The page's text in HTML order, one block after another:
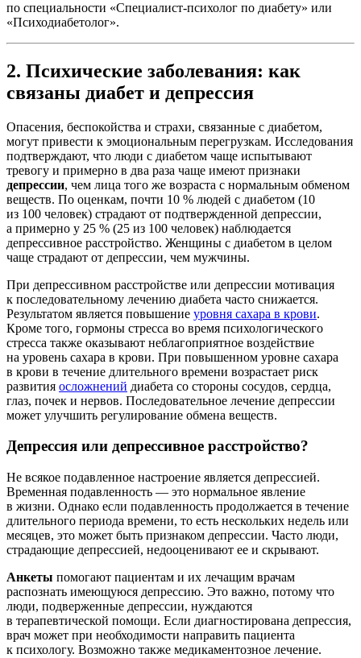
по специальности «Специалист-психолог по диабету» или
«Психодиабетолог».
2. Психические заболевания: как
связаны диабет и депрессия
Опасения, беспокойства и страхи, связанные с диабетом,
могут привести к эмоциональным перегрузкам. Исследования
подтверждают, что люди с диабетом чаще испытывают
тревогу и примерно в два раза чаще имеют признаки
депрессии, чем лица того же возраста с нормальным обменом
веществ. По оценкам, почти 10 % людей с диабетом (10
из 100 человек) страдают от подтвержденной депрессии,
а примерно у 25 % (25 из 100 человек) наблюдается
депрессивное расстройство. Женщины с диабетом в целом
чаще страдают от депрессии, чем мужчины.
При депрессивном расстройстве или депрессии мотивация
к последовательному лечению диабета часто снижается.
Результатом является повышение уровня сахара в крови.
Кроме того, гормоны стресса во время психологического
стресса также оказывают неблагоприятное воздействие
на уровень сахара в крови. При повышенном уровне сахара
в крови в течение длительного времени возрастает риск
развития осложнений диабета со стороны сосудов, сердца,
глаз, почек и нервов. Последовательное лечение депрессии
может улучшить регулирование обмена веществ.
Депрессия или депрессивное расстройство?
Не всякое подавленное настроение является депрессией.
Временная подавленность — это нормальное явление
в жизни. Однако если подавленность продолжается в течение
длительного периода времени, то есть нескольких недель или
месяцев, это может быть признаком депрессии. Часто люди,
страдающие депрессией, недооценивают ее и скрывают.
Анкеты помогают пациентам и их лечащим врачам
распознать имеющуюся депрессию. Это важно, потому что
люди, подверженные депрессии, нуждаются
в терапевтической помощи. Если диагностирована депрессия,
врач может при необходимости направить пациента
к психологу. Возможно также медикаментозное лечение.